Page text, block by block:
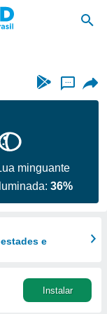
...
minguante
Iluminada:36%
e
Instalar